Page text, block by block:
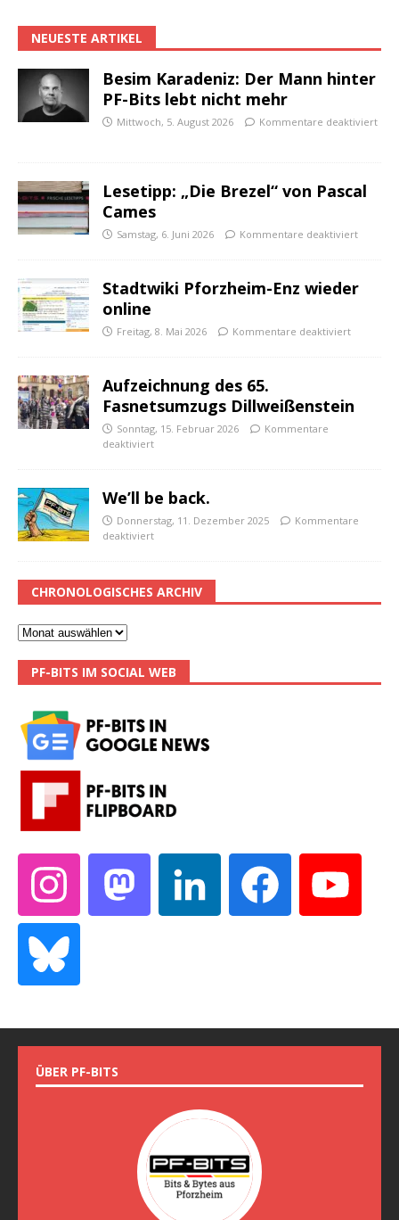
NEUESTE ARTIKEL
Besim Karadeniz: Der Mann hinter
PF-Bits lebt nicht mehr
Mittwoch, 5. August 2026 Kommentare deaktiviert
Lesetipp: „Die Brezel“ von Pascal
Cames
Samstag, 6. Juni 2026 Kommentare deaktiviert
Stadtwiki Pforzheim-Enz wieder
online
Freitag, 8. Mai 2026 Kommentare deaktiviert
Aufzeichnung des 65.
Fasnetsumzugs Dillweißenstein
Sonntag, 15. Februar 2026
Kommentare
deaktiviert
We’ll be back.
Donnerstag, 11. Dezember 2025
Kommentare
deaktiviert
CHRONOLOGISCHES ARCHIV
PF-BITS IM SOCIAL WEB
ÜBER PF-BITS